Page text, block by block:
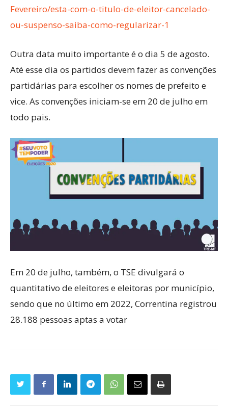
Fevereiro/esta-com-o-titulo-de-eleitor-cancelado-
ou-suspenso-saiba-como-regularizar-1
Outra data muito importante é o dia 5 de agosto.
Até esse dia os partidos devem fazer as convenções
partidárias para escolher os nomes de prefeito e
vice. As convenções iniciam-se em 20 de julho em
todo pais.
Em 20 de julho, também, o TSE divulgará o
quantitativo de eleitores e eleitoras por município,
sendo que no último em 2022, Correntina registrou
28.188 pessoas aptas a votar